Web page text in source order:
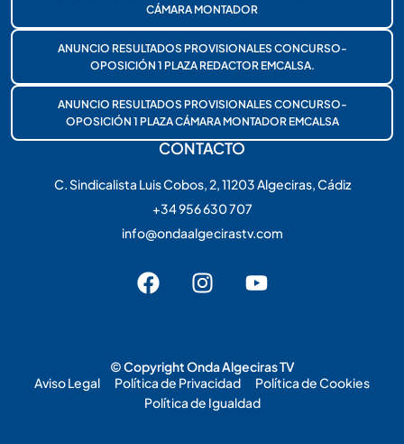
CÁMARA MONTADOR
ANUNCIO RESULTADOS PROVISIONALES CONCURSO-
OPOSICIÓN 1 PLAZA REDACTOR EMCALSA.
ANUNCIO RESULTADOS PROVISIONALES CONCURSO-
OPOSICIÓN 1 PLAZA CÁMARA MONTADOR EMCALSA
CONTACTO
C. Sindicalista Luis Cobos, 2, 11203 Algeciras, Cádiz
+34 956 630 707
info@ondaalgecirastv.com
© Copyright Onda Algeciras TV
Aviso Legal
Política de Privacidad
Política de Cookies
Política de Igualdad